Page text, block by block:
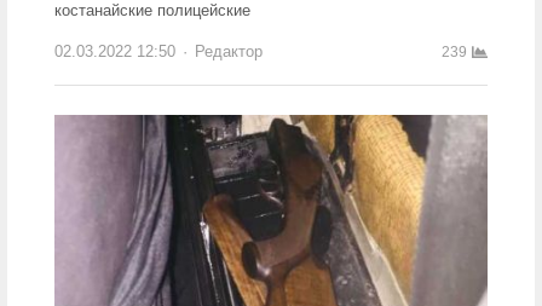
костанайские полицейские
02.03.2022 12:50 Author
Редактор 239